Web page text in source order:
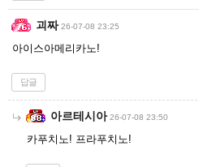
괴짜 26-07-08 23:25
아이스아메리카노!
답글
아르테시아 26-07-08 23:50
카푸치노! 프라푸치노!